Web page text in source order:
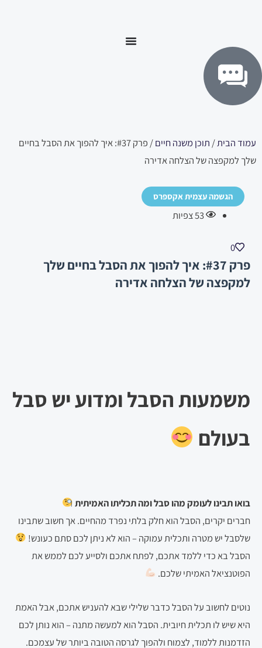
עמוד הבית/ תוכן משנה חיים
/ פרק #37: איך להפוך את הסבל בחיים
שלך למקפצה של הצלחה אדירה
הגשמה עצמית אקספרס
53צפיות
0
פרק #37: איך להפוך את הסבל בחיים שלך
למקפצה של הצלחה אדירה
משמעות הסבל ומדוע יש סבל
בעולם
בואו תבינו לעומק מהו סבל ומה תכליתו האמיתית
חברים יקרים, הסבל הוא חלק בלתי נפרד מהחיים. אך חשוב שתבינו
שלסבל יש מטרה ותכלית עמוקה – הוא לא ניתן לכם סתם כעונש!
הסבל בא כדי ללמד אתכם, לפתח אתכם ולסייע לכם לממש את
הפוטנציאל האמיתי שלכם.
נוטים לחשוב על הסבל כדבר שלילי שבא להעניש אתכם, אבל האמת
היא שיש לו תכלית חיובית. הסבל הוא למעשה מתנה – הוא נותן לכם
הזדמנות ללמוד, לצמוח ולהפוך לגרסה הטובה ביותר של עצמכם.